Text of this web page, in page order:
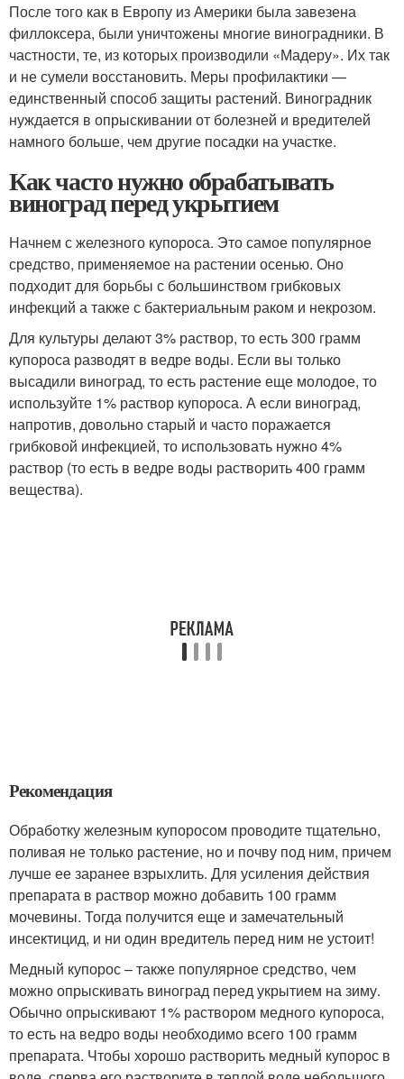
После того как в Европу из Америки была завезена
филлоксера, были уничтожены многие виноградники. В
частности, те, из которых производили «Мадеру». Их так
и не сумели восстановить. Меры профилактики —
единственный способ защиты растений. Виноградник
нуждается в опрыскивании от болезней и вредителей
намного больше, чем другие посадки на участке.
Как часто нужно обрабатывать
виноград перед укрытием
Начнем с железного купороса. Это самое популярное
средство, применяемое на растении осенью. Оно
подходит для борьбы с большинством грибковых
инфекций а также с бактериальным раком и некрозом.
Для культуры делают 3% раствор, то есть 300 грамм
купороса разводят в ведре воды. Если вы только
высадили виноград, то есть растение еще молодое, то
используйте 1% раствор купороса. А если виноград,
напротив, довольно старый и часто поражается
грибковой инфекцией, то использовать нужно 4%
раствор (то есть в ведре воды растворить 400 грамм
вещества).
Рекомендация
Обработку железным купоросом проводите тщательно,
поливая не только растение, но и почву под ним, причем
лучше ее заранее взрыхлить. Для усиления действия
препарата в раствор можно добавить 100 грамм
мочевины. Тогда получится еще и замечательный
инсектицид, и ни один вредитель перед ним не устоит!
Медный купорос – также популярное средство, чем
можно опрыскивать виноград перед укрытием на зиму.
Обычно опрыскивают 1% раствором медного купороса,
то есть на ведро воды необходимо всего 100 грамм
препарата. Чтобы хорошо растворить медный купорос в